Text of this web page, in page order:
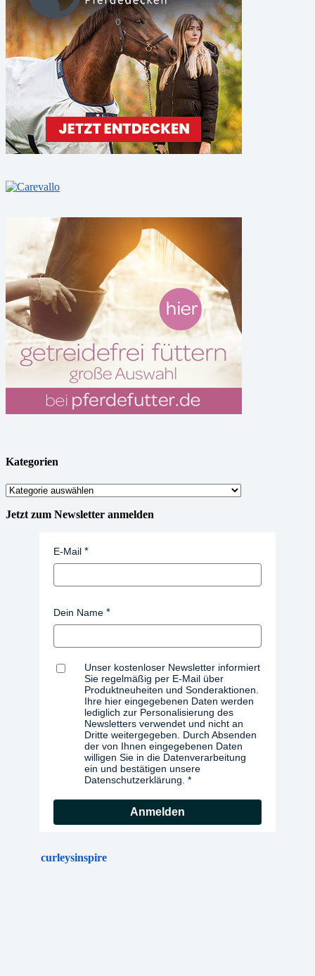
Kategorien
Kategorien
Jetzt zum Newsletter anmelden
E-Mail
Dein Name
Unser kostenloser Newsletter informiert
Sie regelmäßig per E-Mail über
Produktneuheiten und Sonderaktionen.
Ihre hier eingegebenen Daten werden
lediglich zur Personalisierung des
Newsletters verwendet und nicht an
Dritte weitergegeben. Durch Absenden
der von Ihnen eingegebenen Daten
willigen Sie in die Datenverarbeitung
ein und bestätigen unsere
Datenschutzerklärung.
Anmelden
curleysinspire